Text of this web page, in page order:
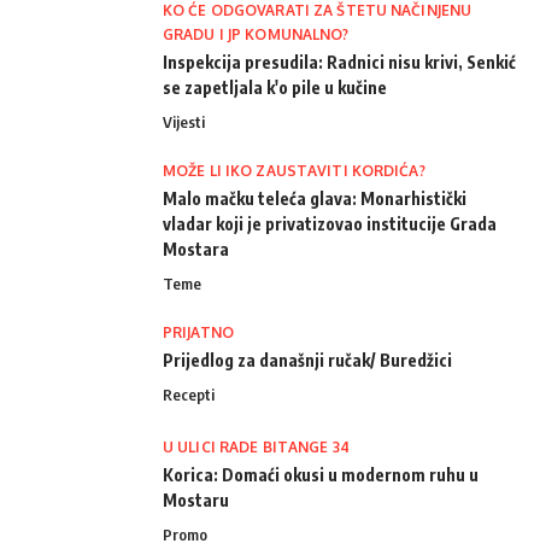
KO ĆE ODGOVARATI ZA ŠTETU NAČINJENU
GRADU I JP KOMUNALNO?
Inspekcija presudila: Radnici nisu krivi, Senkić
se zapetljala k'o pile u kučine
Vijesti
MOŽE LI IKO ZAUSTAVITI KORDIĆA?
Malo mačku teleća glava: Monarhistički
vladar koji je privatizovao institucije Grada
Mostara
Teme
PRIJATNO
Prijedlog za današnji ručak/ Buredžici
Recepti
U ULICI RADE BITANGE 34
Korica: Domaći okusi u modernom ruhu u
Mostaru
Promo